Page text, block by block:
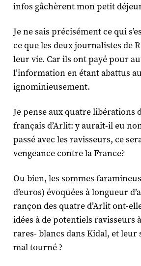
infos gâchèrent mon petit
Je ne sais précisément ce qui
ce que les deux journalistes de
leur vie. Car ils ont payé pour
l’information en étant abattus
ignominieusement.
Je pense aux quatre libérations
français d’Arlit: y aurait-il eu
passé avec les ravisseurs, ce
vengeance contre la France?
Ou bien, les sommes
d’euros) évoquées à longueur
rançon des quatre d’Arlit ont-
idées à de potentiels ravisseurs
rares- blancs dans Kidal, et
mal tourné ?